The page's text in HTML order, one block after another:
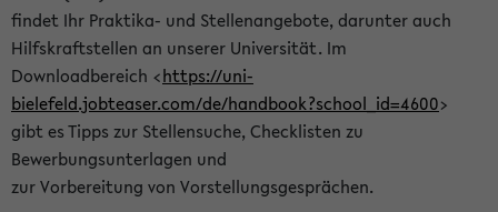
findet Ihr Praktika- und Stellenangebote, darunter auch
Hilfskraftstellen an unserer Universität. Im
Downloadbereich <https://uni-
bielefeld.jobteaser.com/de/handbook?school_id=4600>
gibt es Tipps zur Stellensuche, Checklisten zu
Bewerbungsunterlagen und
zur Vorbereitung von Vorstellungsgesprächen.